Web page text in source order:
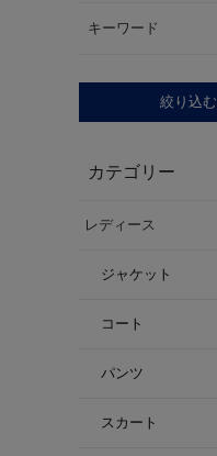
キーワード
絞り込む
カテゴリー
レディース
ジャケット
コート
パンツ
スカート